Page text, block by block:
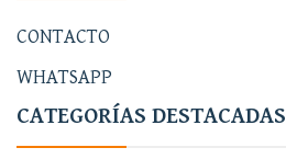
CONTACTO
WHATSAPP
CATEGORÍAS DESTACADAS